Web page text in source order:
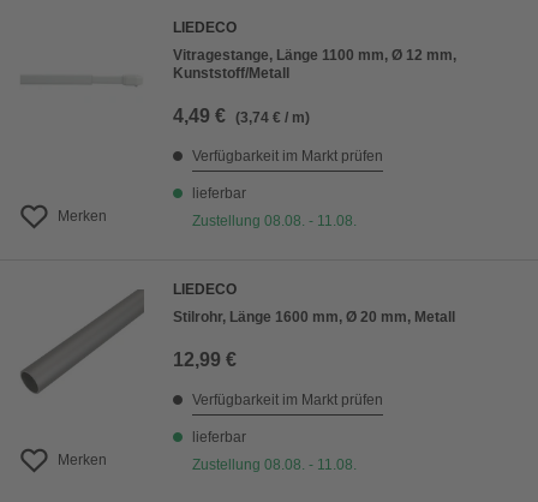
Merken
LIEDECO
Vitragestange, Länge 1100 mm, Ø 12 mm,
Kunststoff/Metall
4,49 € (3,74 € / m)
Verfügbarkeit im Markt prüfen
lieferbar
Zustellung 08.08. - 11.08.
Merken
LIEDECO
Stilrohr, Länge 1600 mm, Ø 20 mm, Metall
12,99 €
Verfügbarkeit im Markt prüfen
lieferbar
Zustellung 08.08. - 11.08.